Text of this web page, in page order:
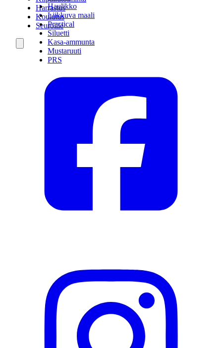
Haulikko
Liikkuva maali
Practical
Siluetti
Kasa-ammunta
Mustaruuti
PRS
Harrastus
Koulutus
Seuroille